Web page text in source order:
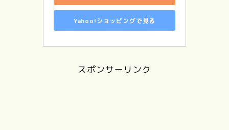
Yahoo!ショッピングで見る
スポンサーリンク